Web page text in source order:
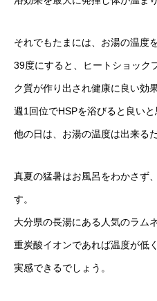
それでもたまには、お湯の温度
39度にすると、ヒートショック
ク質が作り出され健康に良い効
週1回位でHSPを浴びると良いと
他の日は、お湯の温度は出来る
真夏の猛暑はお風呂をわかさず
す。
大分県の長湯にある人気のラム
重炭酸イオンであれば温度が低
実感できるでしょう。